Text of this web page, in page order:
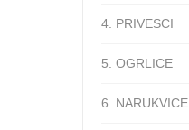
96.800,00 рсд.4. PRIVESCI
5. OGRLICE
6. NARUKVICE